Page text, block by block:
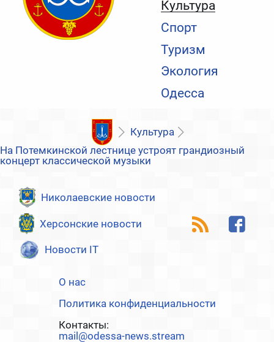
Культура
Спорт
Туризм
Экология
Одесса
Культура
На Потемкинской лестнице устроят грандиозный
концерт классической музыки
Николаевские новости
Херсонские новости
Новости IT
О нас
Политика конфиденциальности
Контакты:
mail@odessa-news.stream